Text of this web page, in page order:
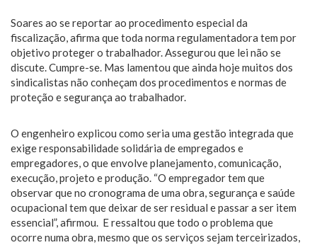
Soares ao se reportar ao procedimento especial da
fiscalização, afirma que toda norma regulamentadora tem por
objetivo proteger o trabalhador. Assegurou que lei não se
discute. Cumpre-se. Mas lamentou que ainda hoje muitos dos
sindicalistas não conheçam dos procedimentos e normas de
proteção e segurança ao trabalhador.
O engenheiro explicou como seria uma gestão integrada que
exige responsabilidade solidária de empregados e
empregadores, o que envolve planejamento, comunicação,
execução, projeto e produção. “O empregador tem que
observar que no cronograma de uma obra, segurança e saúde
ocupacional tem que deixar de ser residual e passar a ser item
essencial”, afirmou. E ressaltou que todo o problema que
ocorre numa obra, mesmo que os serviços sejam terceirizados,